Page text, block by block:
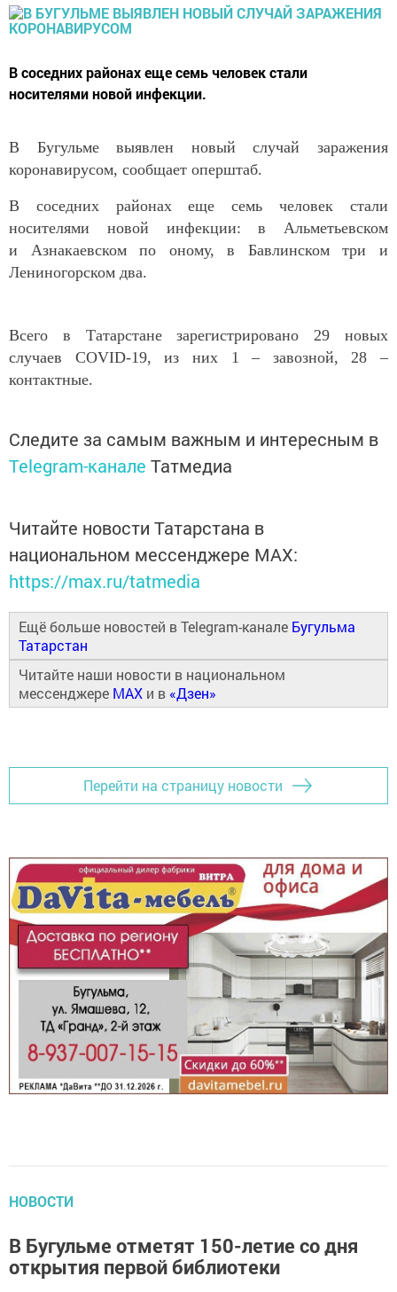
В соседних районах еще семь человек стали
носителями новой инфекции.
В Бугульме выявлен новый случай заражения
коронавирусом, сообщает оперштаб.
В соседних районах еще семь человек стали
носителями новой инфекции: в Альметьевском
и Азнакаевском по оному, в Бавлинском три и
Лениногорском два.
Всего в Татарстане зарегистрировано 29 новых
случаев COVID-19, из них 1 – завозной, 28 –
контактные.
Следите за самым важным и интересным в
Telegram-канале Татмедиа
Читайте новости Татарстана в
национальном мессенджере MАХ:
https://max.ru/tatmedia
Ещё больше новостей в Telegram-канале Бугульма
Татарстан
Читайте наши новости в национальном
мессенджере MAX и в «Дзен»
Перейти на страницу новости
НОВОСТИ
В Бугульме отметят 150-летие со дня
открытия первой библиотеки